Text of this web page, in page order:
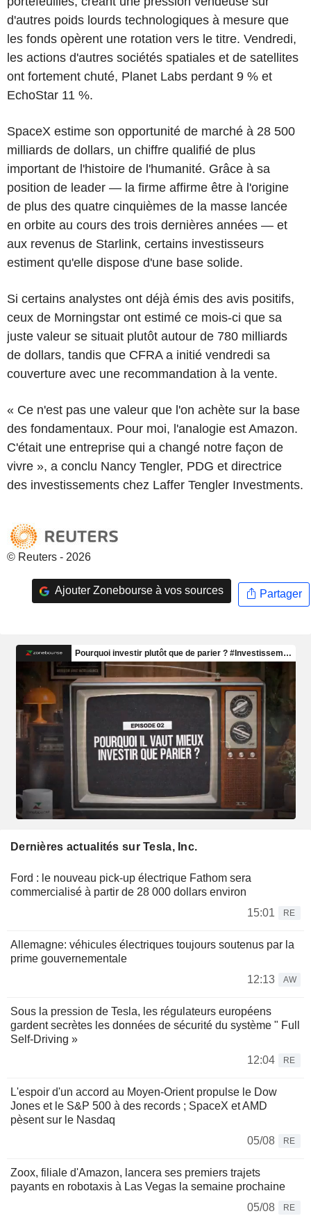
d'autres poids lourds technologiques à mesure que
les fonds opèrent une rotation vers le titre. Vendredi,
les actions d'autres sociétés spatiales et de satellites
ont fortement chuté, Planet Labs perdant 9 % et
EchoStar 11 %.
SpaceX estime son opportunité de marché à 28 500
milliards de dollars, un chiffre qualifié de plus
important de l'histoire de l'humanité. Grâce à sa
position de leader — la firme affirme être à l'origine
de plus des quatre cinquièmes de la masse lancée
en orbite au cours des trois dernières années — et
aux revenus de Starlink, certains investisseurs
estiment qu'elle dispose d'une base solide.
Si certains analystes ont déjà émis des avis positifs,
ceux de Morningstar ont estimé ce mois-ci que sa
juste valeur se situait plutôt autour de 780 milliards
de dollars, tandis que CFRA a initié vendredi sa
couverture avec une recommandation à la vente.
« Ce n'est pas une valeur que l'on achète sur la base
des fondamentaux. Pour moi, l'analogie est Amazon.
C'était une entreprise qui a changé notre façon de
vivre », a conclu Nancy Tengler, PDG et directrice
des investissements chez Laffer Tengler Investments.
© Reuters - 2026
Ajouter Zonebourse à vos sources Partager
Dernières actualités sur Tesla, Inc.
Ford : le nouveau pick-up électrique Fathom sera
commercialisé à partir de 28 000 dollars environ
15:01
RE
Allemagne: véhicules électriques toujours soutenus par la
prime gouvernementale
12:13
AW
Sous la pression de Tesla, les régulateurs européens
gardent secrètes les données de sécurité du système " Full
Self-Driving »
12:04
RE
L'espoir d'un accord au Moyen-Orient propulse le Dow
Jones et le S&P 500 à des records ; SpaceX et AMD
pèsent sur le Nasdaq
05/08
RE
Zoox, filiale d'Amazon, lancera ses premiers trajets
payants en robotaxis à Las Vegas la semaine prochaine
05/08
RE